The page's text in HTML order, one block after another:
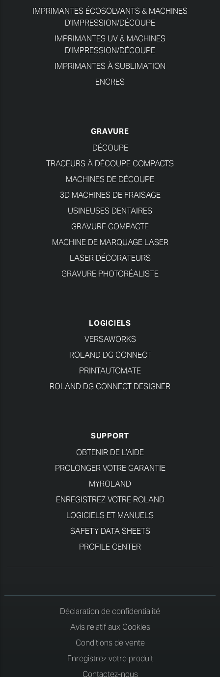
IMPRIMANTES ÉCOSOLVANTS & MACHINES
D'IMPRESSION/DÉCOUPE
IMPRIMANTES UV & MACHINES
D'IMPRESSION/DÉCOUPE
IMPRIMANTES À SUBLIMATION
ENCRES
GRAVURE
DÉCOUPE
TRACEURS À DÉCOUPE COMPACTS
MACHINES DE DÉCOUPE
3D MACHINES DE FRAISAGE
USINEUSES DENTAIRES
GRAVURE COMPACTE
MACHINE DE MARQUAGE LASER
LASER DÉCORATEURS
GRAVURE PHOTORÉALISTE
LOGICIELS
VERSAWORKS
ROLAND DG CONNECT
PRINTAUTOMATE
ROLAND DG CONNECT DESIGNER
SUPPORT
OBTENIR DE L’AIDE
PROLONGER VOTRE GARANTIE
MYROLAND
ENREGISTREZ VOTRE ROLAND
LOGICIELS ET MANUELS
SAFETY DATA SHEETS
PROFILE CENTER
Déclaration de confidentialité
Avis relatif aux Cookies
Conditions de vente
Enregistrez votre produit
Contactez-nous